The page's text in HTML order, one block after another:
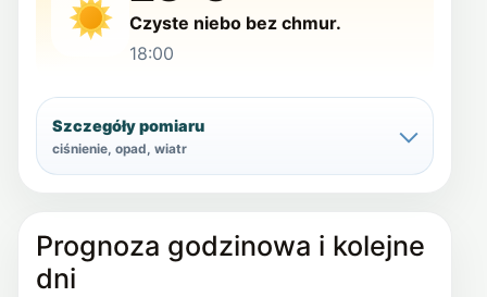
Czyste niebo bez chmur.
18:00
Szczegóły pomiaru
ciśnienie, opad, wiatr
Prognoza godzinowa i kolejne
dni